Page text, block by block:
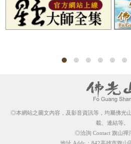
◎本網站之圖文內容，及影音資訊等，均屬佛光
載、連結等。
◎洽詢 Contact 旗山禪